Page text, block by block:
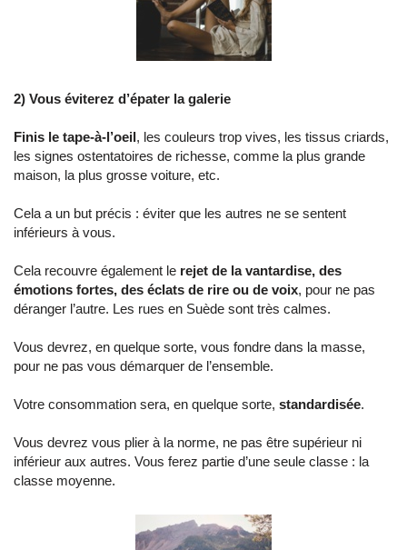
2) Vous éviterez d’épater la galerie
Finis le tape-à-l’oeil, les couleurs trop vives, les tissus criards,
les signes ostentatoires de richesse, comme la plus grande
maison, la plus grosse voiture, etc.
Cela a un but précis : éviter que les autres ne se sentent
inférieurs à vous.
Cela recouvre également le rejet de la vantardise, des
émotions fortes, des éclats de rire ou de voix, pour ne pas
déranger l’autre. Les rues en Suède sont très calmes.
Vous devrez, en quelque sorte, vous fondre dans la masse,
pour ne pas vous démarquer de l’ensemble.
Votre consommation sera, en quelque sorte, standardisée.
Vous devrez vous plier à la norme, ne pas être supérieur ni
inférieur aux autres. Vous ferez partie d’une seule classe : la
classe moyenne.